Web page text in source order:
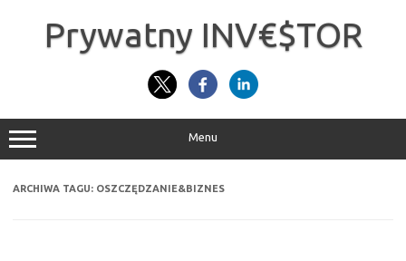
Prywatny INV€$TOR
Menu
ARCHIWA TAGU: OSZCZĘDZANIE&BIZNES